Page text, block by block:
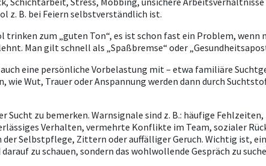
z. B. bei Feiern selbstverständlich ist.
zum „guten Ton“, es ist schon fast ein Problem, wenn
Man gilt schnell als „Spaßbremse“ oder
eine persönliche Vorbelastung mit – etwa familiäre
wie Wut, Trauer oder Anspannung werden dann durch
Sucht zu bemerken.Warnsignale sind z. B.: häufige
Verhalten, vermehrte Konflikte im Team, sozialer
der Selbstpflege, Zittern oder auffälliger Geruch. Wichtig ist,
zu schauen, sondern das wohlwollende Gespräch zu